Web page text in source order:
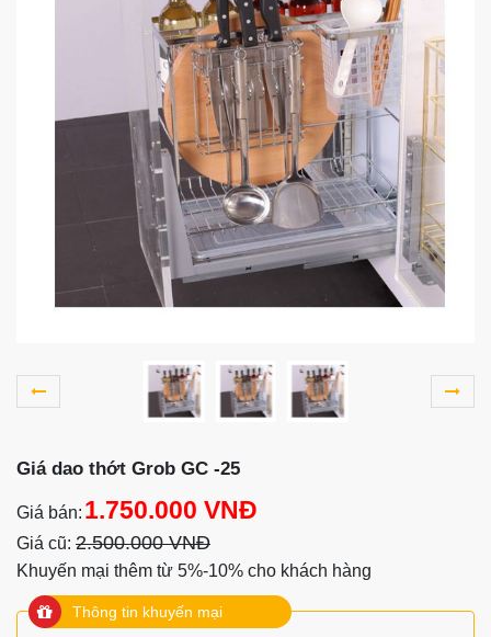
Giá dao thớt Grob GC -25
Giá bán: 1.750.000 VNĐ
Giá cũ: 2.500.000 VNĐ
Khuyến mại thêm từ 5%-10% cho khách hàng
Thông tin khuyến mại